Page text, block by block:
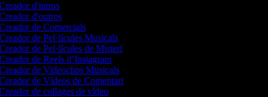
d'intros
d'outros
de Comercials
de Pel·lícules Musicals
de Pel·lícules de Misteri
de Reels d’Instagram
de Videoclips Musicals
de Vídeos de Comentari
de collages de vídeo